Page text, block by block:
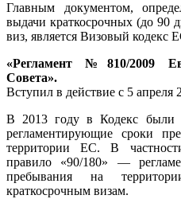
Главным документом,
выдачи краткосрочных (до 90
виз, является Визовый кодекс
«Регламент №810/2009
Совета».
Вступил в действие с 5 апреля
В 2013 году в Кодекс были
регламентирующие сроки
территории ЕС. В
правило «90/180» —
пребывания на
краткосрочным визам.